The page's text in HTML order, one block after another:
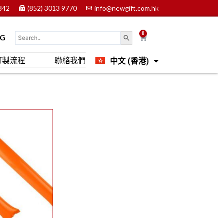
(852) 3013 9770 info@newgift.com.hk
0 Cart
製流程 聯絡我們 中文 (香港)
English